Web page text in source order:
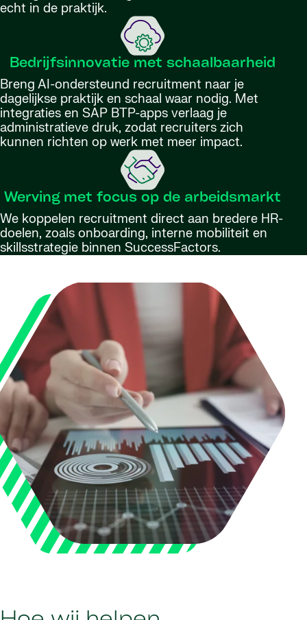
echt in de praktijk.
Bedrijfsinnovatie met schaalbaarheid
Breng AI-ondersteund recruitment naar je
dagelijkse praktijk en schaal waar nodig. Met
integraties en SAP BTP-apps verlaag je
administratieve druk, zodat recruiters zich
kunnen richten op werk met meer impact.
Werving met focus op de arbeidsmarkt
We koppelen recruitment direct aan bredere HR-
doelen, zoals onboarding, interne mobiliteit en
skillsstrategie binnen SuccessFactors.